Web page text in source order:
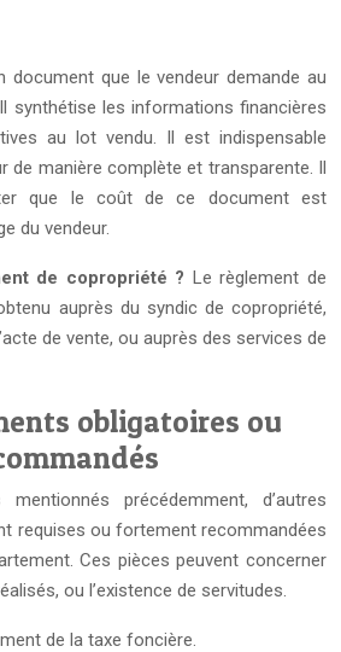
que le vendeur demande au
synthétise les informations financières
au lot vendu. Il est indispensable
de manière complète et transparente. Il
que le coût de ce document est
du vendeur.
de copropriété ? Le règlement de
auprès du syndic de copropriété,
de vente, ou auprès des services de
obligatoires ou
précédemment, d’autres
requises ou fortement recommandées
Ces pièces peuvent concerner
ou l’existence de servitudes.
de la taxe foncière.